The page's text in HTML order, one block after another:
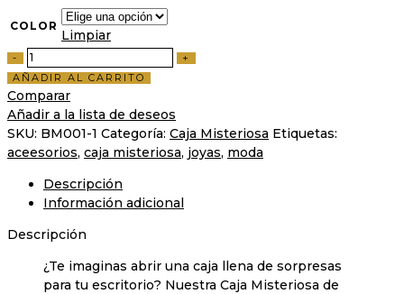
COLOR
Limpiar
AÑADIR AL CARRITO
Comparar
Añadir a la lista de deseos
SKU: BM001-1 Categoría: Caja Misteriosa Etiquetas:
aceesorios, caja misteriosa, joyas, moda
Descripción
Información adicional
Descripción
¿Te imaginas abrir una caja llena de sorpresas
para tu escritorio? Nuestra Caja Misteriosa de